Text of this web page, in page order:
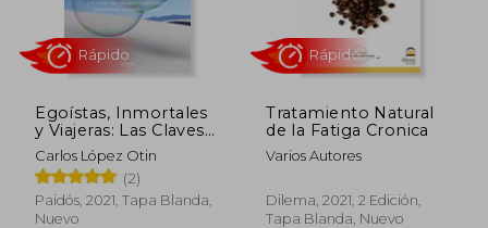
Egoístas, Inmortales
y Viajeras: Las Claves
del Cáncer y de sus
Nuevos Tratamientos:
Conocer Para Curar
(Contextos)
Carlos López Otin
(2)
Paidós, 2021, Tapa Blanda,
Nuevo
Tratamiento Natural
de la Fatiga Cronica
Varios Autores
Dilema, 2021, 2 Edición,
Tapa Blanda, Nuevo